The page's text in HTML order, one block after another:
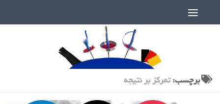
برچسب:تمرکز بر نتیجه